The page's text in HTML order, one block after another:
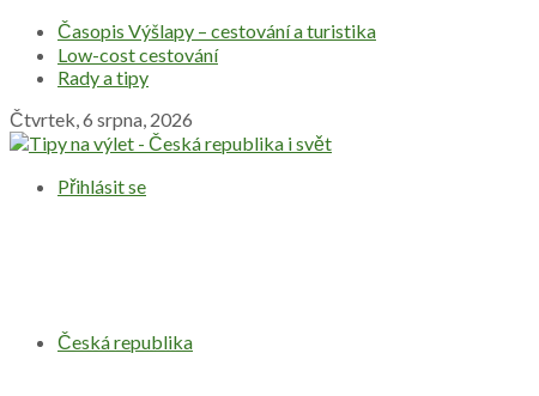
Časopis Výšlapy – cestování a turistika
Low-cost cestování
Rady a tipy
Čtvrtek, 6 srpna, 2026
Přihlásit se
Česká republika